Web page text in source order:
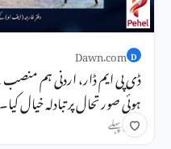
D
Dawn.com
ڈی پی ایم ڈار، اردنی ہم
ہوئی صورتحال پر تبادلہ خیال کیا۔
2 دن پہلے